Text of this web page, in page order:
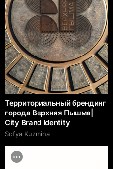
Территориальный брендинг
города Верхняя Пышма|
City Brand Identity
Sofya Kuzmina